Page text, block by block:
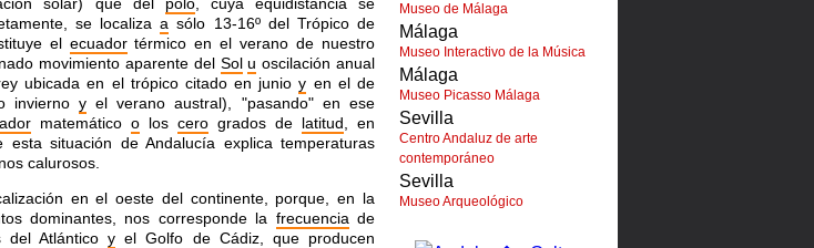
se localizaa sólo 13-16º del Trópico de
el ecuadortérmico en el verano de nuestro
movimiento aparente del Sol u oscilación anual
ubicada en el trópico citado en junioy en el de
invierno yel verano austral), "pasando" en ese
matemático o los cero grados de latitud , en
situación de Andalucía explica temperaturas
calurosos.
en el oeste del continente, porque, en la
dominantes, nos corresponde la frecuencia de
del Atlántico y el Golfo de Cádiz, que producen
Museo de Málaga
Málaga
Museo Interactivo de la Música
Málaga
Museo Picasso Málaga
Sevilla
Centro Andaluz de arte
contemporáneo
Sevilla
Museo Arqueológico